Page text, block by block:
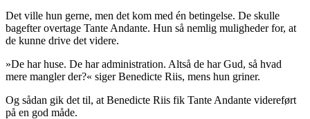
Det ville hun gerne, men det kom med én betingelse. De skulle
bagefter overtage Tante Andante. Hun så nemlig muligheder for, at
de kunne drive det videre.
»De har huse. De har administration. Altså de har Gud, så hvad
mere mangler der?« siger Benedicte Riis, mens hun griner.
Og sådan gik det til, at Benedicte Riis fik Tante Andante videreført
på en god måde.